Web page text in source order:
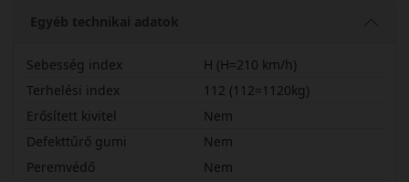
Egyéb technikai adatok
Sebesség index
H (H=210 km/h)
Terhelési index
112 (112=1120kg)
Erősített kivitel
Nem
Defekttűrő gumi
Nem
Peremvédő
Nem